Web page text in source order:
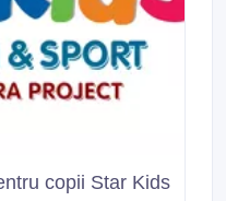
copii Star Kids